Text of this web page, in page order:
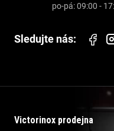
Victorinox prodejna